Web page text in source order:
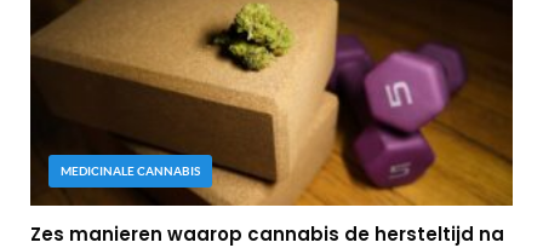
MEDICINALE CANNABIS
Zes manieren waarop cannabis de hersteltijd na